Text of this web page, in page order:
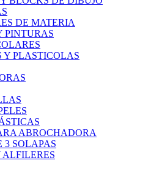
DE MATERIA
PINTURAS
Y PLASTICOLAS
ABROCHADORA
3 SOLAPAS
ALFILERES